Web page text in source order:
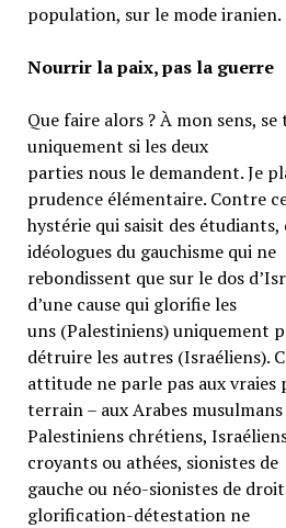
population, sur le mode iranien.
Nourrir la paix, pas la guerre
Que faire alors ? À mon sens,
uniquement si les deux
parties nous le demandent. Je
prudence élémentaire. Contre
hystérie qui saisit des étudiants,
idéologues du gauchisme qui ne
rebondissent que sur le dos
d’une cause qui glorifie les
uns (Palestiniens) uniquement
détruire les autres (Israéliens).
attitude ne parle pas aux vraies
terrain – aux Arabes
Palestiniens chrétiens,
croyants ou athées, sionistes de
gauche ou néo-sionistes de
glorification-détestation ne